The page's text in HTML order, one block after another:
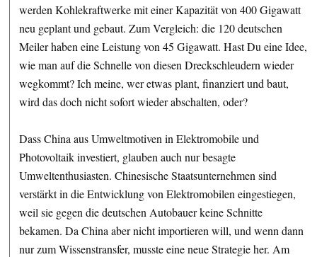
werden Kohlekraftwerke mit einer Kapazität von 400 Gigawatt
neu geplant und gebaut. Zum Vergleich: die 120 deutschen
Meiler haben eine Leistung von 45 Gigawatt. Hast Du eine Idee,
wie man auf die Schnelle von diesen Dreckschleudern wieder
wegkommt? Ich meine, wer etwas plant, finanziert und baut,
wird das doch nicht sofort wieder abschalten, oder?
Dass China aus Umweltmotiven in Elektromobile und
Photovoltaik investiert, glauben auch nur besagte
Umweltenthusiasten. Chinesische Staatsunternehmen sind
verstärkt in die Entwicklung von Elektromobilen eingestiegen,
weil sie gegen die deutschen Autobauer keine Schnitte
bekamen. Da China aber nicht importieren will, und wenn dann
nur zum Wissenstransfer, musste eine neue Strategie her. Am